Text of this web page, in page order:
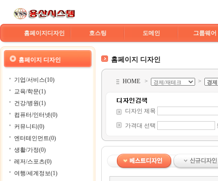
홈페이지디자인 호스팅 도메인 그룹웨어
홈페이지 디자인
기업/서비스(10)
교육/학문(1)
건강/병원(1)
컴퓨터/인터넷(0)
커뮤니티(0)
엔터테인먼트(0)
생활/가정(0)
레저/스포츠(0)
여행/세계정보(1)
홈페이지 디자인
HOME > >
디자인 제목
가격대 선택